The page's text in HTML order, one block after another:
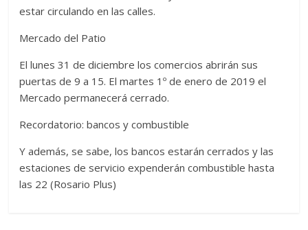
estar circulando en las calles.
Mercado del Patio
El lunes 31 de diciembre los comercios abrirán sus
puertas de 9 a 15. El martes 1º de enero de 2019 el
Mercado permanecerá cerrado.
Recordatorio: bancos y combustible
Y además, se sabe, los bancos estarán cerrados y las
estaciones de servicio expenderán combustible hasta
las 22 (Rosario Plus)